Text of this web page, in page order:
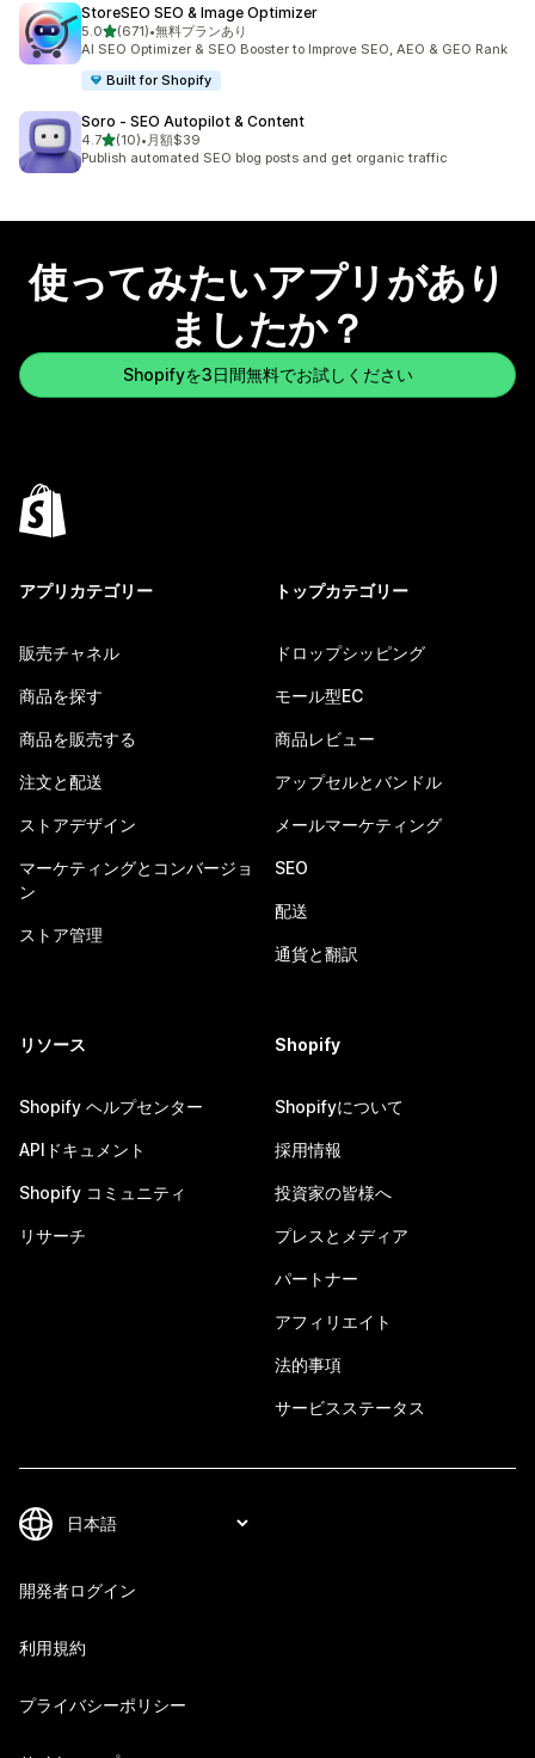
StoreSEO SEO & Image Optimizer
5.05つ星中
(671)
合計レビュー数：671件
•無料プランあり
AI SEO Optimizer & SEO Booster to Improve SEO, AEO & GEO Rank
Built for Shopify
Soro ‑ SEO Autopilot & Content
4.75つ星中
(10)
合計レビュー数：10件
• 月額$39
Publish automated SEO blog posts and get organic traffic
使ってみたいアプリがあり
ましたか？
Shopifyを3日間無料でお試しください
アプリカテゴリー
販売チャネル
商品を探す
商品を販売する
注文と配送
ストアデザイン
マーケティングとコンバージョ
ン
ストア管理
トップカテゴリー
ドロップシッピング
モール型EC
商品レビュー
アップセルとバンドル
メールマーケティング
SEO
配送
通貨と翻訳
リソース
Shopify ヘルプセンター
APIドキュメント
Shopify コミュニティ
リサーチ
Shopify
Shopifyについて
採用情報
投資家の皆様へ
プレスとメディア
パートナー
アフィリエイト
法的事項
サービスステータス
開発者ログイン
利用規約
プライバシーポリシー